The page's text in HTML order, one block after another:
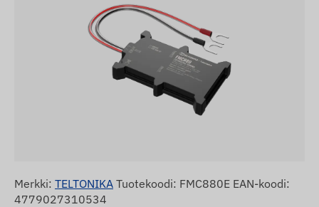
Merkki: TELTONIKA Tuotekoodi: FMC880E EAN-koodi:
4779027310534